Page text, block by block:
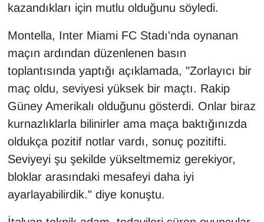
kazandıkları için mutlu olduğunu söyledi.
Montella, Inter Miami FC Stadı'nda oynanan
maçın ardından düzenlenen basın
toplantısında yaptığı açıklamada, "Zorlayıcı bir
maç oldu, seviyesi yüksek bir maçtı. Rakip
Güney Amerikalı olduğunu gösterdi. Onlar biraz
kurnazlıklarla bilinirler ama maça baktığınızda
oldukça pozitif notlar vardı, sonuç pozitifti.
Seviyeyi şu şekilde yükseltmemiz gerekiyor,
bloklar arasındaki mesafeyi daha iyi
ayarlayabilirdik." diye konuştu.